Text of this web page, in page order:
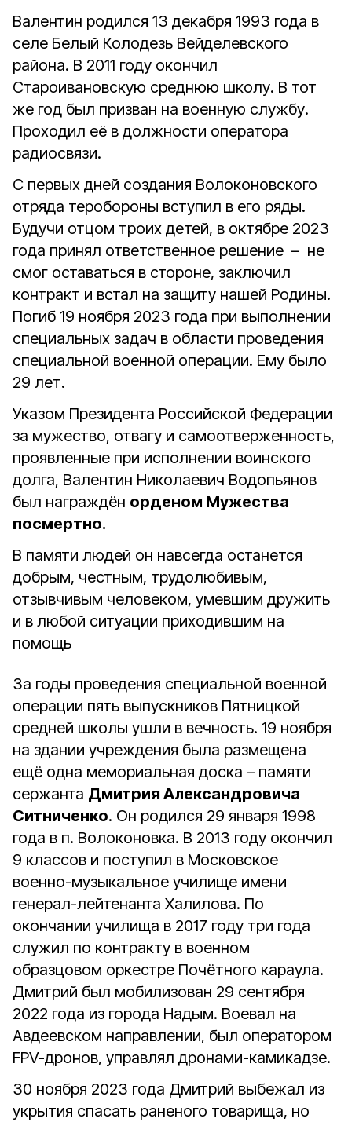
Валентин родился 13 декабря 1993 года в
селе Белый Колодезь Вейделевского
района. В 2011 году окончил
Староивановскую среднюю школу. В тот
же год был призван на военную службу.
Проходил её в должности оператора
радиосвязи.
С первых дней создания Волоконовского
отряда теробороны вступил в его ряды.
Будучи отцом троих детей, в октябре 2023
года принял ответственное решение – не
смог оставаться в стороне, заключил
контракт и встал на защиту нашей Родины.
Погиб 19 ноября 2023 года при выполнении
специальных задач в области проведения
специальной военной операции. Ему было
29 лет.
Указом Президента Российской Федерации
за мужество, отвагу и самоотверженность,
проявленные при исполнении воинского
долга, Валентин Николаевич Водопьянов
был награждён орденом Мужества
посмертно.
В памяти людей он навсегда останется
добрым, честным, трудолюбивым,
отзывчивым человеком, умевшим дружить
и в любой ситуации приходившим на
помощь
За годы проведения специальной военной
операции пять выпускников Пятницкой
средней школы ушли в вечность. 19 ноября
на здании учреждения была размещена
ещё одна мемориальная доска – памяти
сержанта Дмитрия Александровича
Ситниченко. Он родился 29 января 1998
года в п. Волоконовка. В 2013 году окончил
9 классов и поступил в Московское
военно-музыкальное училище имени
генерал-лейтенанта Халилова. По
окончании училища в 2017 году три года
служил по контракту в военном
образцовом оркестре Почётного караула.
Дмитрий был мобилизован 29 сентября
2022 года из города Надым. Воевал на
Авдеевском направлении, был оператором
FPV-дронов, управлял дронами-камикадзе.
30 ноября 2023 года Дмитрий выбежал из
укрытия спасать раненого товарища, но